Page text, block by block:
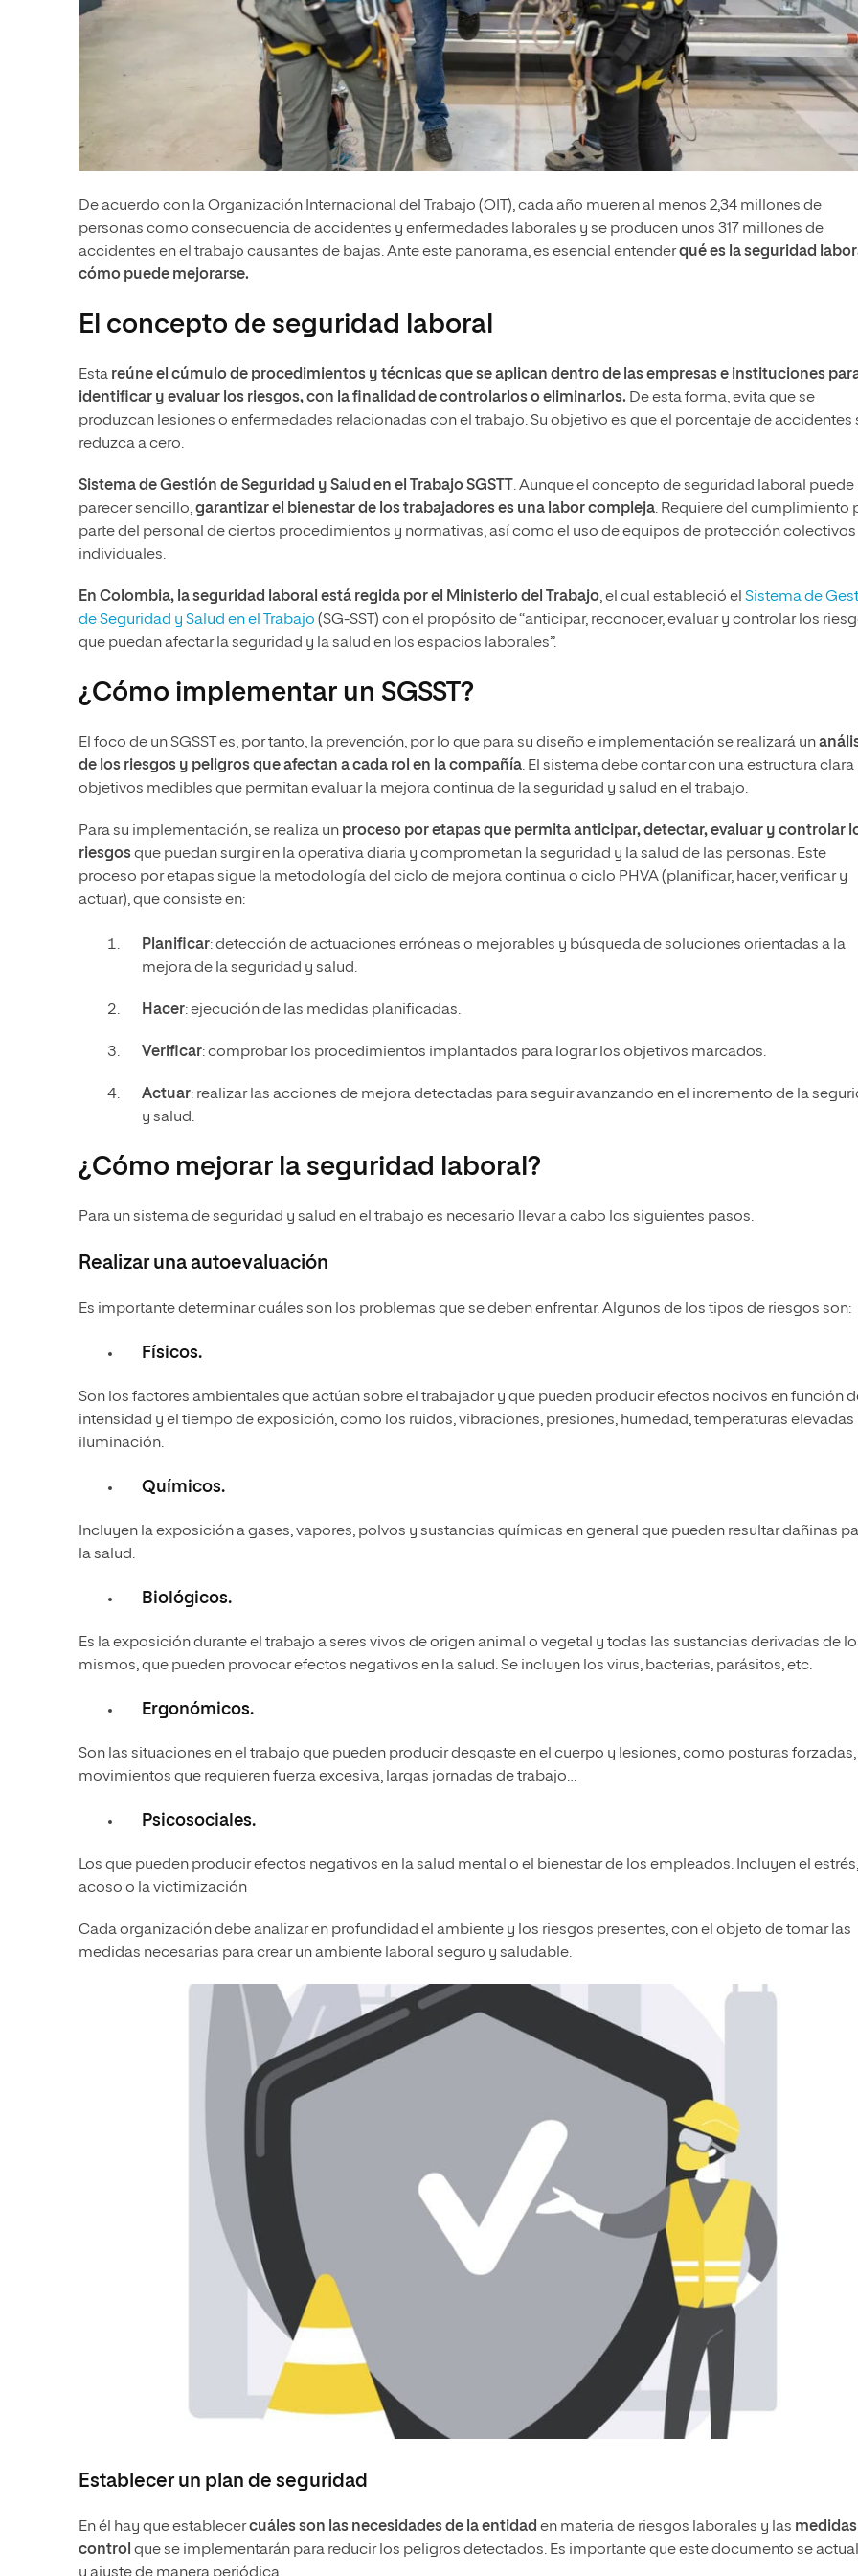
De acuerdo con la Organización Internacional del Trabajo (OIT), cada año mueren al menos 2,34 millones de
personas como consecuencia de accidentes y enfermedades laborales y se producen unos 317 millones de
accidentes en el trabajo causantes de bajas. Ante este panorama, es esencial entenderqué es laseguridad
cómo puede mejorarse.
El concepto de seguridad laboral
Esta reúne el cúmulo de procedimientos y técnicas que se aplican dentro de las empresas e instituciones
identificar y evaluar los riesgos, con la finalidad de controlarlos o eliminarlos. De esta forma, evita que se
produzcan lesiones o enfermedades relacionadas con el trabajo. Su objetivo es que el porcentaje de accidentes
reduzca a cero.
Sistema de Gestión de Seguridad y Salud en el Trabajo SGSTT . Aunque el concepto de seguridad laboral puede
parecer sencillo,garantizar el bienestar de los trabajadores es una labor compleja. Requiere del cumplimiento
parte del personal de ciertos procedimientos y normativas, así como el uso de equipos de protección colectivos
individuales.
En Colombia, la seguridad laboral está regida por el Ministerio del Trabajo, el cual estableció el Sistema de
de Seguridad y Salud en el Trabajo (SG-SST) con el propósito de “anticipar, reconocer, evaluar y controlar los
que puedan afectar la seguridad y la salud en los espacios laborales”.
¿Cómo implementar un SGSST?
El foco de un SGSST es, por tanto, la prevención, por lo que para su diseño e implementación se realizará un
de los riesgos y peligros que afectan a cada rol en la compañía. El sistema debe contar con una estructura clara
objetivos medibles que permitan evaluar la mejora continua de la seguridad y salud en el trabajo.
Para su implementación, se realiza un proceso por etapas que permita anticipar, detectar, evaluar y controlar
riesgosque puedan surgir en la operativa diaria y comprometan la seguridad y la salud de las personas. Este
proceso por etapas sigue la metodología del ciclo de mejora continua o ciclo PHVA (planificar, hacer, verificar y
actuar), que consiste en:
Planificar: detección de actuaciones erróneas o mejorables y búsqueda de soluciones orientadas a la
mejora de la seguridad y salud.
Hacer: ejecución de las medidas planificadas.
Verificar: comprobar los procedimientos implantados para lograr los objetivos marcados.
Actuar: realizar las acciones de mejora detectadas para seguir avanzando en el incremento de la
y salud.
¿Cómo mejorar la seguridad laboral?
Para un sistema de seguridad y salud en el trabajo es necesario llevar a cabo los siguientes pasos.
Realizar una autoevaluación
Es importante determinar cuáles son los problemas que se deben enfrentar. Algunos de los tipos de riesgos son:
Físicos.
Son los factores ambientales que actúan sobre el trabajador y que pueden producir efectos nocivos en función
intensidad y el tiempo de exposición, como los ruidos, vibraciones, presiones, humedad, temperaturas elevadas
iluminación.
Químicos.
Incluyen la exposición a gases, vapores, polvos y sustancias químicas en general que pueden resultar dañinas
la salud.
Biológicos.
Es la exposición durante el trabajo a seres vivos de origen animal o vegetal y todas las sustancias derivadas de
mismos, que pueden provocar efectos negativos en la salud. Se incluyen los virus, bacterias, parásitos, etc.
Ergonómicos.
Son las situaciones en el trabajo que pueden producir desgaste en el cuerpo y lesiones, como posturas forzadas,
movimientos que requieren fuerza excesiva, largas jornadas de trabajo…
Psicosociales.
Los que pueden producir efectos negativos en la salud mental o el bienestar de los empleados. Incluyen el
acoso o la victimización
Cada organización debe analizar en profundidad el ambiente y los riesgos presentes, con el objeto de tomar las
medidas necesarias para crear un ambiente laboral seguro y saludable.
Establecer un plan de seguridad
En él hay que establecercuáles son las necesidades de la entidad en materia de riesgos laborales y las
control que se implementarán para reducir los peligros detectados. Es importante que este documento se